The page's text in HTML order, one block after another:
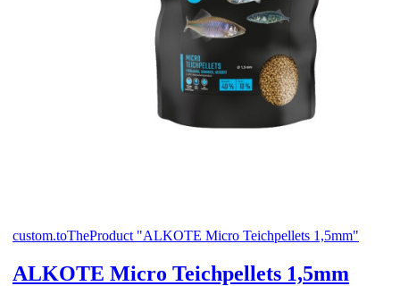
custom.toTheProduct "ALKOTE Micro Teichpellets 1,5mm"
ALKOTE Micro Teichpellets 1,5mm